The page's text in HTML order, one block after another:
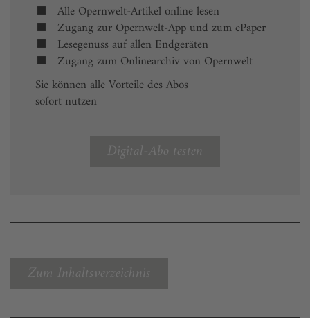
Alle Opernwelt-Artikel online lesen
Zugang zur Opernwelt-App und zum ePaper
Lesegenuss auf allen Endgeräten
Zugang zum Onlinearchiv von Opernwelt
Sie können alle Vorteile des Abos
sofort nutzen
Digital-Abo testen
Zum Inhaltsverzeichnis